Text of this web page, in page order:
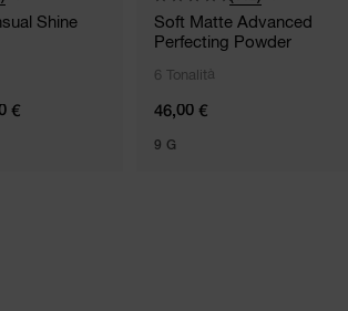
Shine
€
Soft Matte Advanced
Perfecting Powder
6 Tonalità
46,00 €
9 G